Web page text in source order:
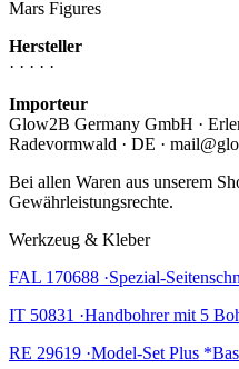
Mars Figures
Hersteller
· · · · ·
Importeur
Glow2B Germany GmbH ·
Radevormwald · DE ·
Bei allen Waren aus unserem
Gewährleistungsrechte.
Werkzeug & Kleber
FAL 170688 ·Spezial-
IT 50831 ·Handbohrer mit 5
RE 29619 ·Model-Set Plus